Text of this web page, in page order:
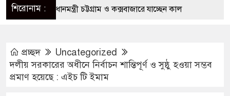
শিরোনাম :প্রধানমন্ত্রী চট্টগ্রাম ও কক্সবাজারে যাচ্ছেন কাল
রিকশা
মানবিক অঙ্গীকার ধারণ করে ড্যাব ভবিষ্যতেও মানুষের পাশে
প্রচ্ছদ
Uncategorized
দলীয় সরকারের অধীনে নির্বাচন শান্তিপূর্ণ ও সুষ্ঠু হওয়া সম্ভব
প্রমাণ হয়েছে : এইচ টি ইমাম